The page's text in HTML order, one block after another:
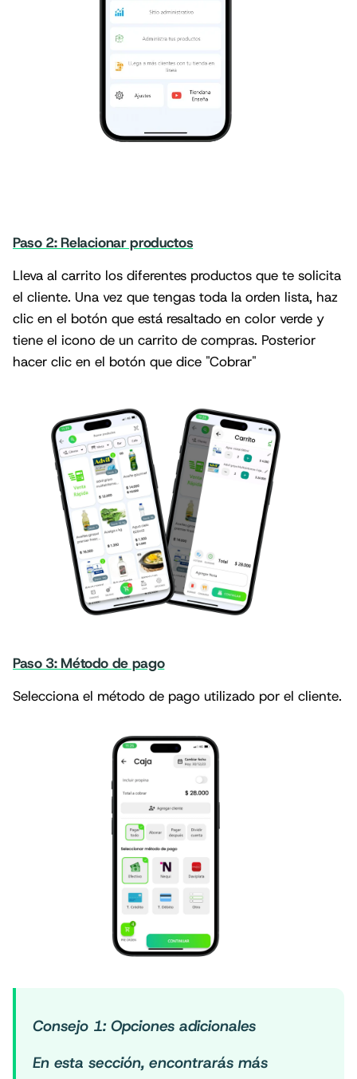
Paso 2: Relacionar productos
Lleva al carrito los diferentes productos que te solicita
el cliente. Una vez que tengas toda la orden lista, haz
clic en el botón que está resaltado en color verde y
tiene el icono de un carrito de compras. Posterior
hacer clic en el botón que dice "Cobrar"
Paso 3: Método de pago
Selecciona el método de pago utilizado por el cliente.
Consejo 1: Opciones adicionales
En esta sección, encontrarás más